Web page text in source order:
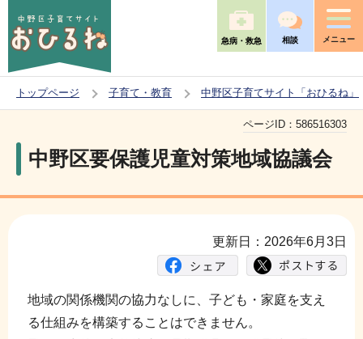
の
ー
で
急病・救急 相談 メニュー
トップページ 子育て・教育 中野区子育てサイト「おひるね」
中野区要保護児童対策地域協議会
ページID： 586516303
更新日：2026年6月3日
地域の関係機関の協力なしに、子ども・家庭を支え
る仕組みを構築することはできません。